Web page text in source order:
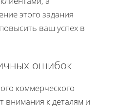
этого задания
ваш успех в
ошибок
коммерческого
внимания к деталям и